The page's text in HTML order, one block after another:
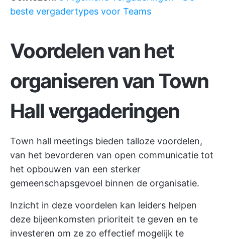
beste vergadertypes voor Teams
Voordelen van het
organiseren van Town
Hall vergaderingen
Town hall meetings bieden talloze voordelen,
van het bevorderen van open communicatie tot
het opbouwen van een sterker
gemeenschapsgevoel binnen de organisatie.
Inzicht in deze voordelen kan leiders helpen
deze bijeenkomsten prioriteit te geven en te
investeren om ze zo effectief mogelijk te